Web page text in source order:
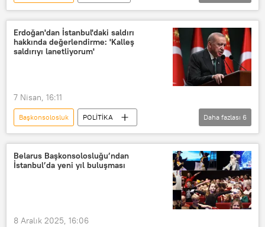
Mariya Zaharova
Rusya Dışişleri Bakanlığı
Romanya
Köstence
İstenmeyen kişi
Erdoğan'dan İstanbul'daki saldırı
hakkında değerlendirme: 'Kalleş
saldırıyı lanetliyorum'
7 Nisan, 16:11
Başkonsolosluk
POLİTİKA
Recep Tayyip Erdoğan
İstanbul
İsrail
Saldırı
Polis
Son dakika
Daha fazlası 6
Belarus Başkonsolosluğu’ndan
İstanbul’da yeni yıl buluşması
8 Aralık 2025, 16:06